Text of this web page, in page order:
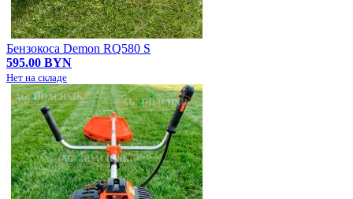
Бензокоса Demon RQ580 S
595.00 BYN
Нет на складе